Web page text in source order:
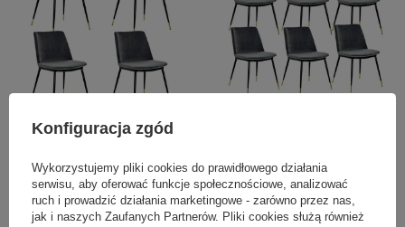
Zestaw 4 krzeseł DIEGO
podstawa czarno złota
748,00 zł / szt.
podstawa czarno złota
1 075,00 zł / szt.
Konfiguracja zgód
Wykorzystujemy pliki cookies do prawidłowego działania
serwisu, aby oferować funkcje społecznościowe, analizować
ruch i prowadzić działania marketingowe - zarówno przez nas,
jak i naszych Zaufanych Partnerów. Pliki cookies służą również